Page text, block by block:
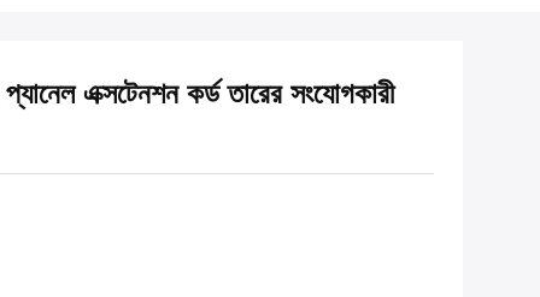
এক্সটেনশন কর্ড তারের সংযোগকারী